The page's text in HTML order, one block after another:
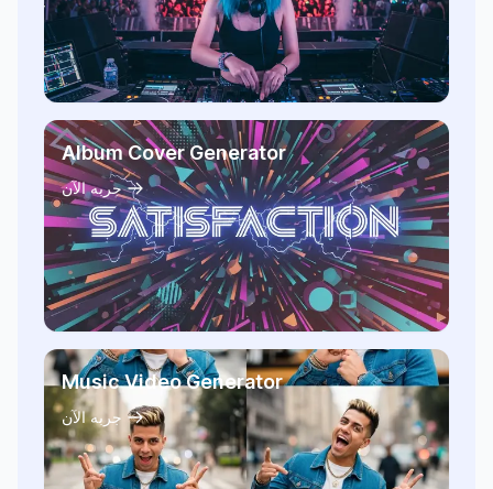
Album Cover Generator
جربه الآن
Music Video Generator
جربه الآن